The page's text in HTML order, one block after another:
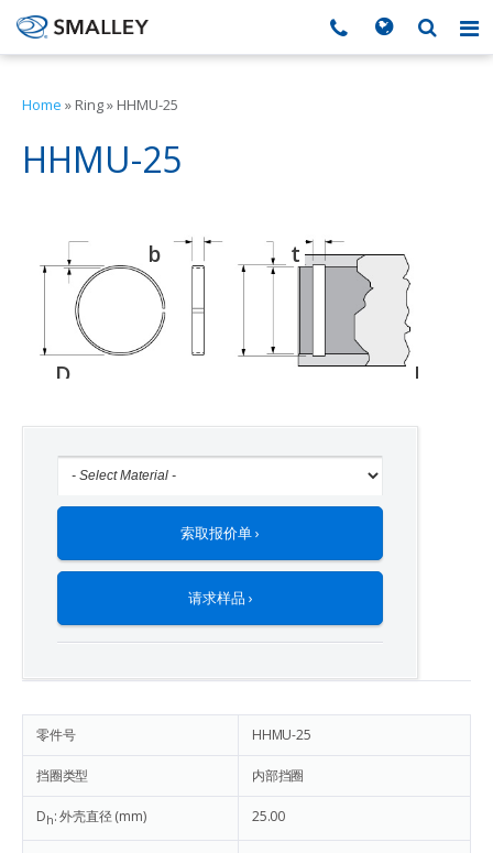
Search form
搜索
Home » Ring» HHMU-25
HHMU-25
b t
D
Do
索取报价单 ›
请求样品 ›
零件号 HHMU-25
挡圈类型 内部挡圈
Dh: 外壳直径 (mm) 25.00